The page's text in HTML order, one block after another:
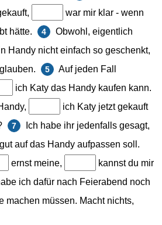
war mir klar - wenn
hätte. 4
Obwohl, eigentlich
Handy nicht einfach so geschenkt,
5
Auf jeden Fall
ich Katy das Handy kaufen kann.
ich Katy jetzt gekauft
7
Ich habe ihr jedenfalls gesagt,
auf das Handy aufpassen soll.
ernst meine,
kannst du mir
ich dafür nach Feierabend noch
machen müssen. Macht nichts,